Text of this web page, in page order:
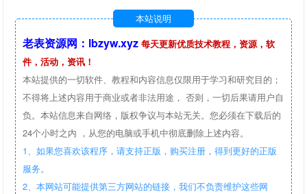
本站说明
老表资源网：lbzyw.xyz 每天更新优质技术教程，资源，软
件，活动，资讯！
本站提供的一切软件、教程和内容信息仅限用于学习和研究目的；
不得将上述内容用于商业或者非法用途， 否则，一切后果请用户自
负。本站信息来自网络，版权争议与本站无关。您必须在下载后的
24个小时之内 ，从您的电脑或手机中彻底删除上述内容。
1、如果您喜欢该程序，请支持正版，购买注册，得到更好的正版
服务。
2、本网站可能提供第三方网站的链接，我们不负责维护这些网